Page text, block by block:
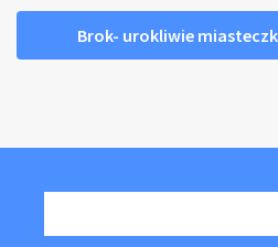
Brok- urokliwie